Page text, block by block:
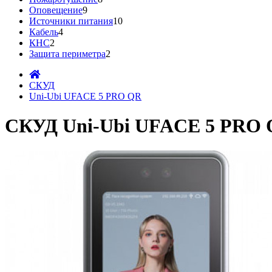
Оповещение9
Источники питания10
Кабель4
КНС2
Защита периметра2
СКУД
Uni-Ubi UFACE 5 PRO QR
СКУД Uni-Ubi UFACE 5 PRO